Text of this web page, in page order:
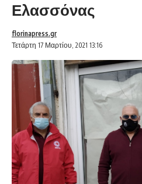
Ελασσόνας
Τετάρτη 17 Μαρτίου, 2021 13:16
florinapress.gr